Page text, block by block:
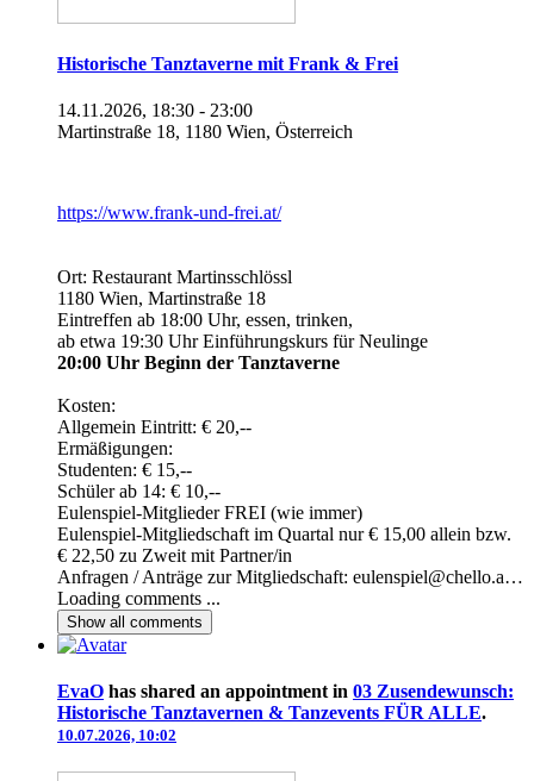
Historische Tanztaverne mit Frank & Frei
14.11.2026, 18:30 - 23:00
Martinstraße 18, 1180 Wien, Österreich
https://www.frank-und-frei.at/
Ort: Restaurant Martinsschlössl
1180 Wien, Martinstraße 18
Eintreffen ab 18:00 Uhr, essen, trinken,
ab etwa 19:30 Uhr Einführungskurs für Neulinge
20:00 Uhr Beginn der Tanztaverne
Kosten:
Allgemein Eintritt: € 20,--
Ermäßigungen:
Studenten: € 15,--
Schüler ab 14: € 10,--
Eulenspiel-Mitglieder FREI (wie immer)
Eulenspiel-Mitgliedschaft im Quartal nur € 15,00 allein bzw.
€ 22,50 zu Zweit mit Partner/in
Anfragen / Anträge zur Mitgliedschaft: eulenspiel@chello.a…
Loading comments ...
Show all comments
EvaO has shared an appointment in 03 Zusendewunsch:
Historische Tanztavernen & Tanzevents FÜR ALLE.
10.07.2026, 10:02